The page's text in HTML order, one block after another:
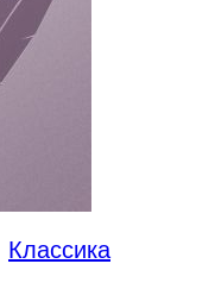
Классика